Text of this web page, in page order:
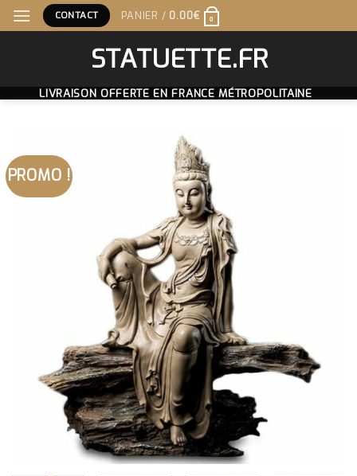
Skip
to
CONTACT PANIER / 0.00€ 0
STATUETTE.FR
LIVRAISON OFFERTE EN FRANCE MÉTROPOLITAINE
PROMO !